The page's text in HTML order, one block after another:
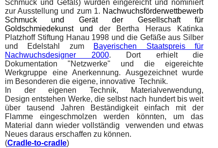
Schmuck und Gefäß) wurden eingereicht und nominiert
zur Ausstellung und zum 1. Nachwuchsförderwettbewerb
Schmuck und Gerät der Gesellschaft für
Goldschmiedekunst und der Bertha Heraus Katinka
Platzhoff Stiftung Hanau 1998 und die Gefäße aus Silber
und Edelstahl zum
Bayerischen Staatspreis für
Nachwuchsdesigner 2000. Dort erhielt die
Dokumentation "Netzwerke" und die eigereichte
Werkgruppe eine Anerkennung. Ausgezeichnet wurde
im Besonderen die eigene, innovative Technik.
In der eigenen Technik, Materialverwendung,
Design entstehen Werke, die selbst nach hundert bis weit
über tausend Jahren Beständigkeit einfach mit der
Flamme eingeschmolzen werden könnten, um das
Material dann wieder vollständig verwenden und etwas
Neues daraus erschaffen zu können.
(Cradle-to-cradle)